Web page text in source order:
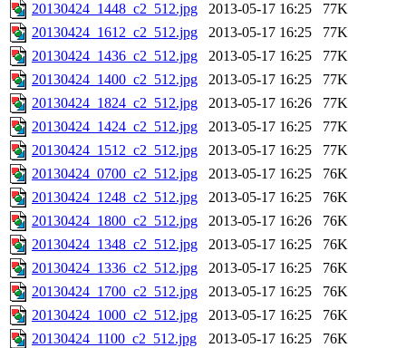
20130424_1448_c2_512.jpg
2013-05-17 16:25
77K
20130424_1612_c2_512.jpg
2013-05-17 16:25
77K
20130424_1436_c2_512.jpg
2013-05-17 16:25
77K
20130424_1400_c2_512.jpg
2013-05-17 16:25
77K
20130424_1824_c2_512.jpg
2013-05-17 16:26
77K
20130424_1424_c2_512.jpg
2013-05-17 16:25
77K
20130424_1512_c2_512.jpg
2013-05-17 16:25
77K
20130424_0700_c2_512.jpg
2013-05-17 16:25
76K
20130424_1248_c2_512.jpg
2013-05-17 16:25
76K
20130424_1800_c2_512.jpg
2013-05-17 16:26
76K
20130424_1348_c2_512.jpg
2013-05-17 16:25
76K
20130424_1336_c2_512.jpg
2013-05-17 16:25
76K
20130424_1700_c2_512.jpg
2013-05-17 16:25
76K
20130424_1000_c2_512.jpg
2013-05-17 16:25
76K
20130424_1100_c2_512.jpg
2013-05-17 16:25
76K